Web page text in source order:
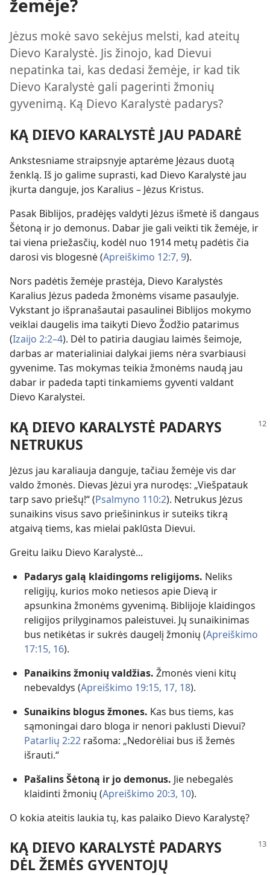
žemėje?
Jėzus mokė savo sekėjus melsti, kad ateitų
Dievo Karalystė. Jis žinojo, kad Dievui
nepatinka tai, kas dedasi žemėje, ir kad tik
Dievo Karalystė gali pagerinti žmonių
gyvenimą. Ką Dievo Karalystė padarys?
KĄ DIEVO KARALYSTĖ JAU PADARĖ
Ankstesniame straipsnyje aptarėme Jėzaus duotą
ženklą. Iš jo galime suprasti, kad Dievo Karalystė jau
įkurta danguje, jos Karalius – Jėzus Kristus.
Pasak Biblijos, pradėjęs valdyti Jėzus išmetė iš dangaus
Šėtoną ir jo demonus. Dabar jie gali veikti tik žemėje, ir
tai viena priežasčių, kodėl nuo 1914 metų padėtis čia
darosi vis blogesnė (Apreiškimo 12:7, 9).
Nors padėtis žemėje prastėja, Dievo Karalystės
Karalius Jėzus padeda žmonėms visame pasaulyje.
Vykstant jo išpranašautai pasaulinei Biblijos mokymo
veiklai daugelis ima taikyti Dievo Žodžio patarimus
(Izaijo 2:2–4). Dėl to patiria daugiau laimės šeimoje,
darbas ar materialiniai dalykai jiems nėra svarbiausi
gyvenime. Tas mokymas teikia žmonėms naudą jau
dabar ir padeda tapti tinkamiems gyventi valdant
Dievo Karalystei.
KĄ DIEVO KARALYSTĖ PADARYS
NETRUKUS
Jėzus jau karaliauja danguje, tačiau žemėje vis dar
valdo žmonės. Dievas Jėzui yra nurodęs: „Viešpatauk
tarp savo priešų!“ (Psalmyno 110:2). Netrukus Jėzus
sunaikins visus savo priešininkus ir suteiks tikrą
atgaivą tiems, kas mielai paklūsta Dievui.
Greitu laiku Dievo Karalystė...
Padarys galą klaidingoms religijoms. Neliks
religijų, kurios moko netiesos apie Dievą ir
apsunkina žmonėms gyvenimą. Biblijoje klaidingos
religijos prilyginamos paleistuvei. Jų sunaikinimas
bus netikėtas ir sukrės daugelį žmonių (Apreiškimo
17:15, 16).
Panaikins žmonių valdžias. Žmonės vieni kitų
nebevaldys (Apreiškimo 19:15, 17, 18).
Sunaikins blogus žmones. Kas bus tiems, kas
sąmoningai daro bloga ir nenori paklusti Dievui?
Patarlių 2:22 rašoma: „Nedorėliai bus iš žemės
išrauti.“
Pašalins Šėtoną ir jo demonus. Jie nebegalės
klaidinti žmonių (Apreiškimo 20:3, 10).
O kokia ateitis laukia tų, kas palaiko Dievo Karalystę?
KĄ DIEVO KARALYSTĖ PADARYS
DĖL ŽEMĖS GYVENTOJŲ